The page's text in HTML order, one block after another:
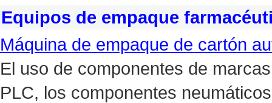
Equipos de empaque
Máquina de empaque de cartón
El uso de componentes de
PLC, los componentes